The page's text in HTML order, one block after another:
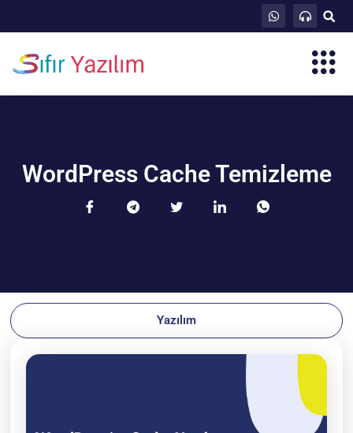
WordPress Cache Temizleme
Yazılım